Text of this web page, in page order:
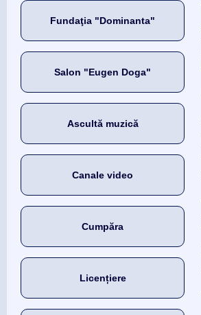
Fundaţia "Dominanta"
Salon "Eugen Doga"
Ascultă muzică
Canale video
Cumpăra
Licențiere